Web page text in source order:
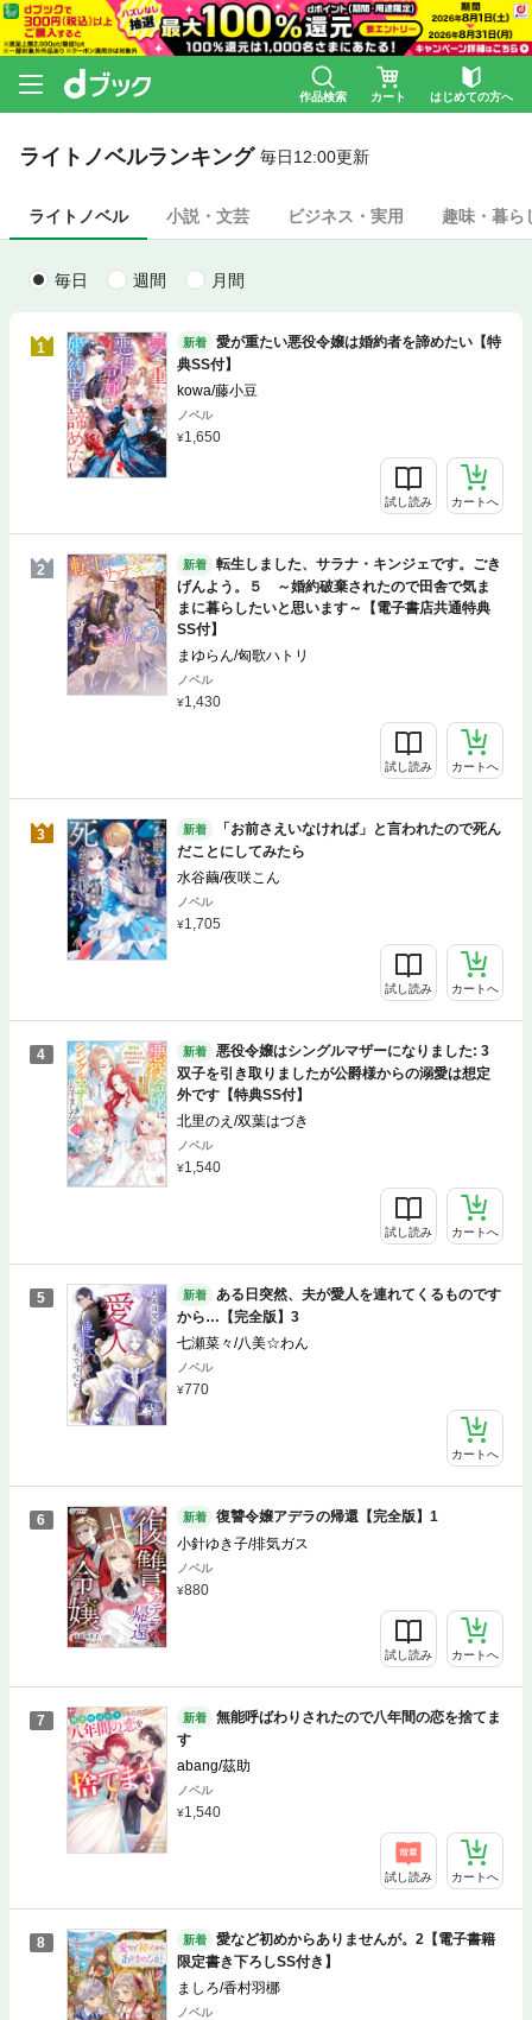
作品検索 カート はじめての方へ
ライトノベルランキング 毎日12:00更新
ライトノベル 小説・文芸 ビジネス・実用 趣味・暮ら
毎日 週間 月間
1 新着
愛が重たい悪役令嬢は婚約者を諦めたい【特
典SS付】
kowa/藤小豆
ノベル
1,650
試し読み カートへ
2 新着
転生しました、サラナ・キンジェです。ごき
げんよう。５ ～婚約破棄されたので田舎で気ま
まに暮らしたいと思います～【電子書店共通特典
SS付】
まゆらん/匈歌ハトリ
ノベル
1,430
試し読み カートへ
3 新着
「お前さえいなければ」と言われたので死ん
だことにしてみたら
水谷繭/夜咲こん
ノベル
1,705
試し読み カートへ
4 新着
悪役令嬢はシングルマザーになりました: 3
双子を引き取りましたが公爵様からの溺愛は想定
外です【特典SS付】
北里のえ/双葉はづき
ノベル
1,540
試し読み カートへ
5 新着
ある日突然、夫が愛人を連れてくるものです
から…【完全版】3
七瀬菜々/八美☆わん
ノベル
770
カートへ
6 新着
復讐令嬢アデラの帰還【完全版】1
小針ゆき子/排気ガス
ノベル
880
試し読み カートへ
7 新着
無能呼ばわりされたので八年間の恋を捨てま
す
abang/茲助
ノベル
1,540
試し読み カートへ
8 新着
愛など初めからありませんが。2【電子書籍
限定書き下ろしSS付き】
ましろ/香村羽梛
ノベル